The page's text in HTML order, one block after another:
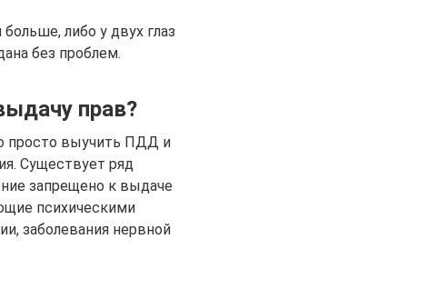
либо у двух глаз
без проблем.
прав?
просто выучить ПДД и
Существует ряд
запрещено к выдаче
психическими
заболевания нервной